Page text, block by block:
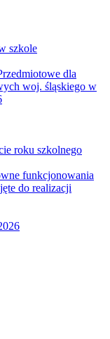
szkole
dla
woj. śląskiego w
roku szkolnego
funkcjonowania
do realizacji